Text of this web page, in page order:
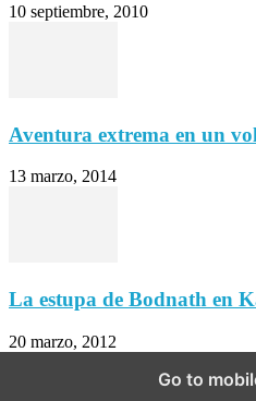
10 septiembre, 2010
Aventura extrema en un
13 marzo, 2014
La estupa de Bodnath en
20 marzo, 2012
Go to